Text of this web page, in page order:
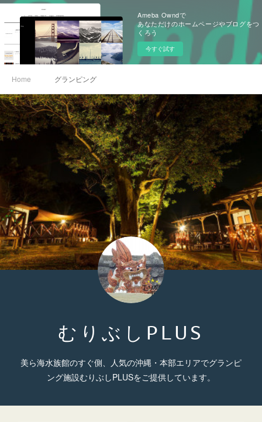
Ameba Owndで
あなただけのホームページやブログをつ
くろう
今すぐ試す
Home グランピング
むりぶしPLUS
美ら海水族館のすぐ側、人気の沖縄・本部エリアでグランピ
ング施設むりぶしPLUSをご提供しています。